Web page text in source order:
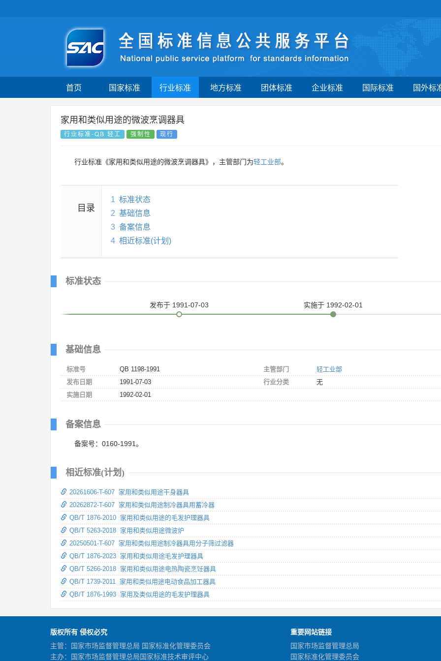
首页 国家标准 行业标准 地方标准 团体标准 企业标准 国际标准 国外标
家用和类似用途的微波烹调器具
行业标准-QB 轻工 强制性 现行
行业标准《家用和类似用途的微波烹调器具》，主管部门为轻工业部。
目录
1 标准状态
2 基础信息
3 备案信息
4 相近标准(计划)
标准状态
发布于 1991-07-03 实施于 1992-02-01
基础信息
标准号
QB 1198-1991
发布日期
1991-07-03
实施日期
1992-02-01
主管部门
轻工业部
行业分类
无
备案信息
备案号：0160-1991。
相近标准(计划)
20261606-T-607 家用和类似用途干身器具
20262872-T-607 家用和类似用途制冷器具用蓄冷器
QB/T 1876-2010 家用和类似用途的毛发护理器具
QB/T 5263-2018 家用和类似用途微波炉
20250501-T-607 家用和类似用途制冷器具用分子筛过滤器
QB/T 1876-2023 家用和类似用途毛发护理器具
QB/T 5266-2018 家用和类似用途电热陶瓷烹饪器具
QB/T 1739-2011 家用和类似用途电动食品加工器具
QB/T 1876-1993 家用及类似用途的毛发护理器具
版权所有 侵权必究
主管：国家市场监督管理总局 国家标准化管理委员会
主办：国家市场监督管理总局国家标准技术审评中心
重要网站链接
国家市场监督管理总局
国家标准化管理委员会